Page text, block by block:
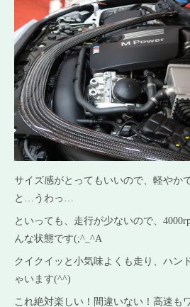
サイズ感がとってもいいので、軽やか
と…うわっ…
といっても、走行が少ないので、
んな状態です(;^_^A
クイクイッと小気味よくも走り、ハン
ゃいます(^^)
これ絶対楽しい！間違いない！高速も